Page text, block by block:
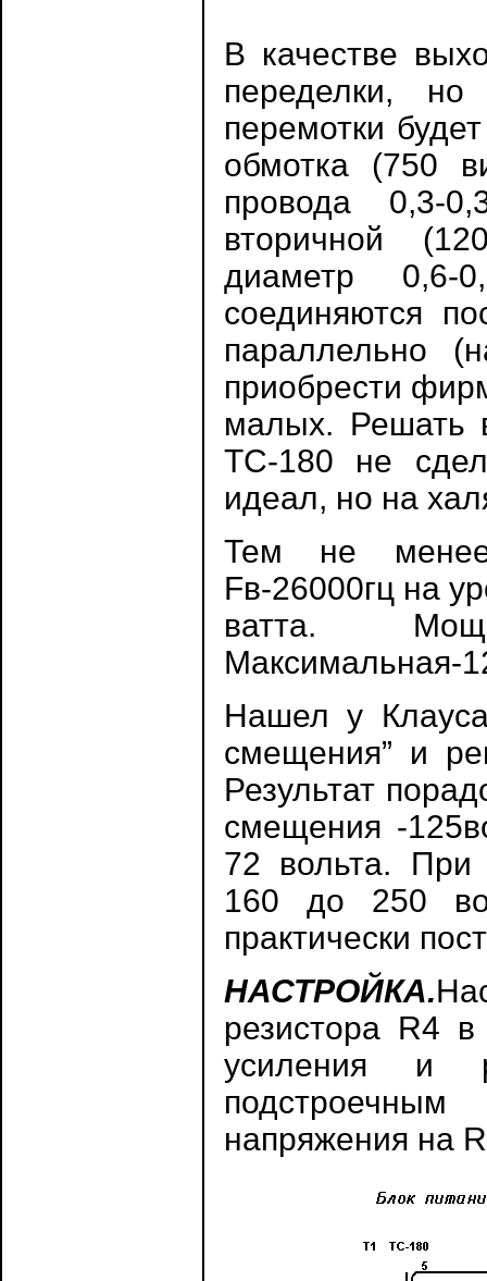
В качестве
переделки,
перемотки
обмотка (750
провода 0,3-
вторичной
диаметр 0,6-
соединяются
параллельно
приобрести
малых. Решать
ТС-180 не
идеал, но на
Тем не
Fв-26000гц на
ватта.
Максимальная-
Нашел у
смещения” и
Результат
смещения -
72 вольта. При
160 до 250
практически
НАСТРОЙКА.
резистора R4
усиления и
напряжения на